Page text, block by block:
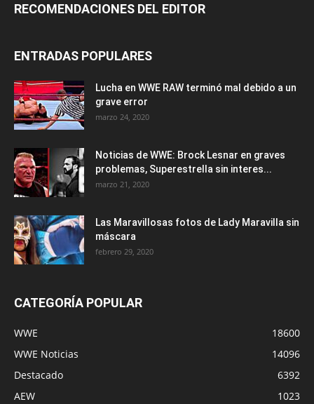
RECOMENDACIONES DEL EDITOR
ENTRADAS POPULARES
Lucha en WWE RAW terminó mal debido a un
grave error
marzo 24, 2020
Noticias de WWE: Brock Lesnar en graves
problemas, Superestrella sin interes...
marzo 21, 2020
Las Maravillosas fotos de Lady Maravilla sin
máscara
febrero 29, 2020
CATEGORÍA POPULAR
WWE
18600
WWE Noticias
14096
Destacado
6392
AEW
1023